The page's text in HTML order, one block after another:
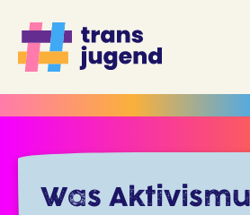
Inhalt
springen
Was